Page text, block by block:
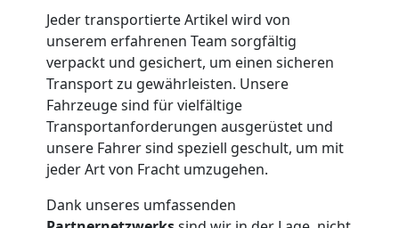
Jeder transportierte Artikel wird von
unserem erfahrenen Team sorgfältig
verpackt und gesichert, um einen sicheren
Transport zu gewährleisten. Unsere
Fahrzeuge sind für vielfältige
Transportanforderungen ausgerüstet und
unsere Fahrer sind speziell geschult, um mit
jeder Art von Fracht umzugehen.
Dank unseres umfassenden
Möbeltransport
Wolfsberg
Beiladung
Wolfsberg